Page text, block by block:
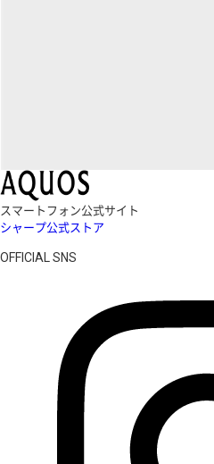
スマートフォン公式サイト
シャープ公式ストア
OFFICIAL SNS